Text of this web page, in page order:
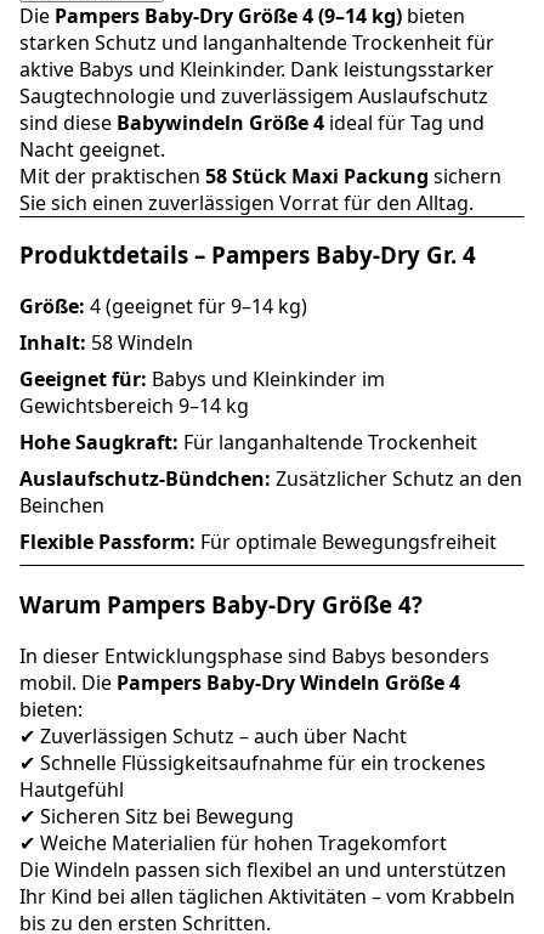
Die Pampers Baby-Dry Größe 4 (9–14 kg) bieten
starken Schutz und langanhaltende Trockenheit für
aktive Babys und Kleinkinder. Dank leistungsstarker
Saugtechnologie und zuverlässigem Auslaufschutz
sind diese Babywindeln Größe 4 ideal für Tag und
Nacht geeignet.
Mit der praktischen 58 Stück Maxi Packung sichern
Sie sich einen zuverlässigen Vorrat für den Alltag.
Produktdetails – Pampers Baby-Dry Gr. 4
Größe: 4 (geeignet für 9–14 kg)
Inhalt: 58 Windeln
Geeignet für: Babys und Kleinkinder im
Gewichtsbereich 9–14 kg
Hohe Saugkraft: Für langanhaltende Trockenheit
Auslaufschutz-Bündchen: Zusätzlicher Schutz an den
Beinchen
Flexible Passform: Für optimale Bewegungsfreiheit
Warum Pampers Baby-Dry Größe 4?
In dieser Entwicklungsphase sind Babys besonders
mobil. Die Pampers Baby-Dry Windeln Größe 4
bieten:
✔ Zuverlässigen Schutz – auch über Nacht
✔ Schnelle Flüssigkeitsaufnahme für ein trockenes
Hautgefühl
✔ Sicheren Sitz bei Bewegung
✔ Weiche Materialien für hohen Tragekomfort
Die Windeln passen sich flexibel an und unterstützen
Ihr Kind bei allen täglichen Aktivitäten – vom Krabbeln
bis zu den ersten Schritten.